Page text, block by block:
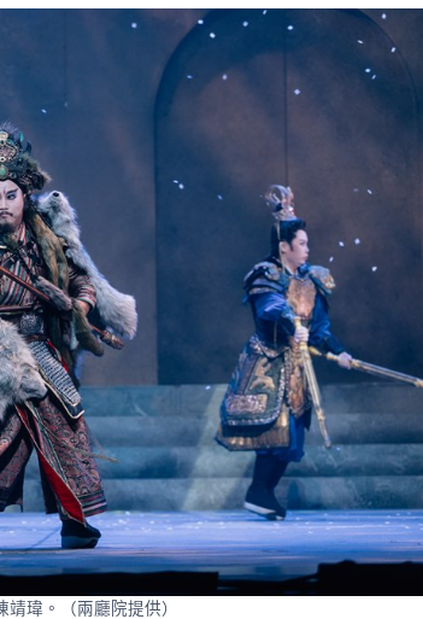
靖瑋。（兩廳院提供）